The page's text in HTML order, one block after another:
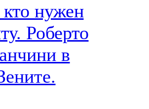
кто нужен
Роберто
в